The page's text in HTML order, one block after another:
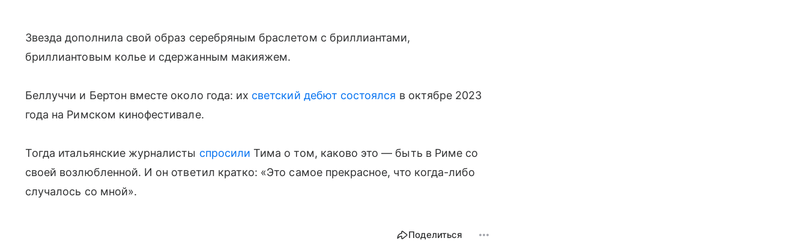
Звезда дополнила свой образ серебряным браслетом с бриллиантами,
бриллиантовым колье и сдержанным макияжем.
Беллуччи и Бертон вместе около года: их светский дебют состоялся в октябре 2023
года на Римском кинофестивале.
Тогда итальянские журналисты спросили Тима о том, каково это — быть в Риме со
своей возлюбленной. И он ответил кратко: «Это самое прекрасное, что когда-либо
случалось со мной».
Поделиться